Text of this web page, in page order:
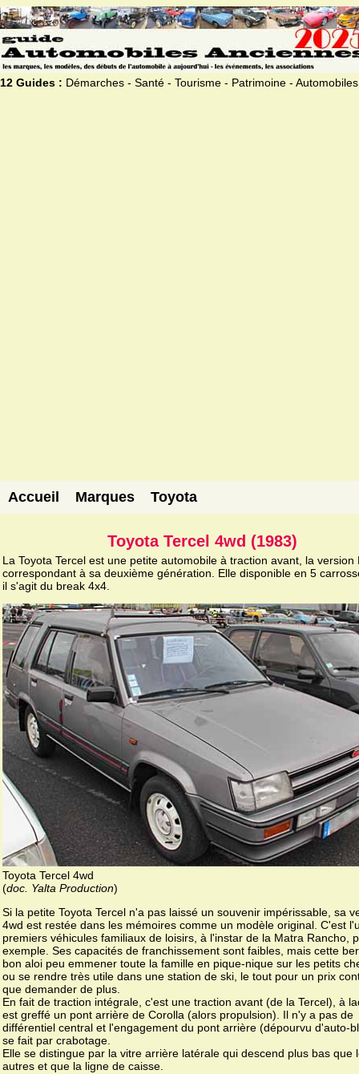
12 Guides : Démarches - Santé - Tourisme - Patrimoine - Automobiles
Accueil Marques Toyota
Toyota Tercel 4wd (1983)
La Toyota Tercel est une petite automobile à traction avant, la version
correspondant à sa deuxième génération. Elle disponible en 5
il s'agit du break 4x4.
Toyota Tercel 4wd
(doc. Yalta Production)
Si la petite Toyota Tercel n'a pas laissé un souvenir impérissable, sa
4wd est restée dans les mémoires comme un modèle original. C'est
premiers véhicules familiaux de loisirs, à l'instar de la Matra Rancho,
exemple. Ses capacités de franchissement sont faibles, mais cette
bon aloi peu emmener toute la famille en pique-nique sur les petits
ou se rendre très utile dans une station de ski, le tout pour un prix
que demander de plus.
En fait de traction intégrale, c'est une traction avant (de la Tercel), à
est greffé un pont arrière de Corolla (alors propulsion). Il n'y a pas de
différentiel central et l'engagement du pont arrière (dépourvu d'auto-
se fait par crabotage.
Elle se distingue par la vitre arrière latérale qui descend plus bas que
autres et que la ligne de caisse.